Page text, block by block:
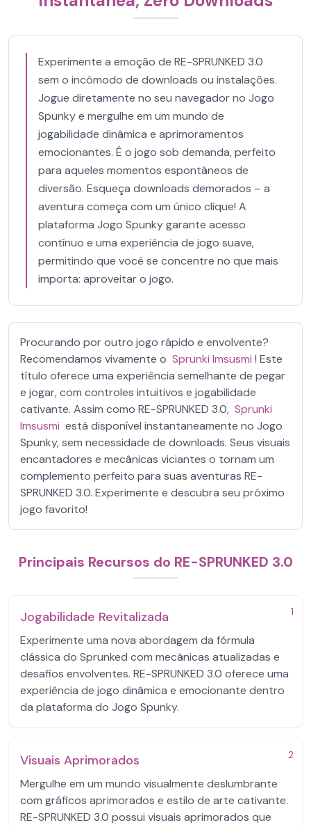
Experimente a emoção de RE-SPRUNKED 3.0
sem o incômodo de downloads ou instalações.
Jogue diretamente no seu navegador no Jogo
Spunky e mergulhe em um mundo de
jogabilidade dinâmica e aprimoramentos
emocionantes. É o jogo sob demanda, perfeito
para aqueles momentos espontâneos de
diversão. Esqueça downloads demorados – a
aventura começa com um único clique! A
plataforma Jogo Spunky garante acesso
contínuo e uma experiência de jogo suave,
permitindo que você se concentre no que mais
importa: aproveitar o jogo.
Procurando por outro jogo rápido e envolvente?
Recomendamos vivamente o Sprunki Imsusmi ! Este
título oferece uma experiência semelhante de pegar
e jogar, com controles intuitivos e jogabilidade
cativante. Assim como RE-SPRUNKED 3.0, Sprunki
Imsusmi está disponível instantaneamente no Jogo
Spunky, sem necessidade de downloads. Seus visuais
encantadores e mecânicas viciantes o tornam um
complemento perfeito para suas aventuras RE-
SPRUNKED 3.0. Experimente e descubra seu próximo
jogo favorito!
Principais Recursos do RE-SPRUNKED 3.0
1
Jogabilidade Revitalizada
Experimente uma nova abordagem da fórmula
clássica do Sprunked com mecânicas atualizadas e
desafios envolventes. RE-SPRUNKED 3.0 oferece uma
experiência de jogo dinâmica e emocionante dentro
da plataforma do Jogo Spunky.
2
Visuais Aprimorados
Mergulhe em um mundo visualmente deslumbrante
com gráficos aprimorados e estilo de arte cativante.
RE-SPRUNKED 3.0 possui visuais aprimorados que